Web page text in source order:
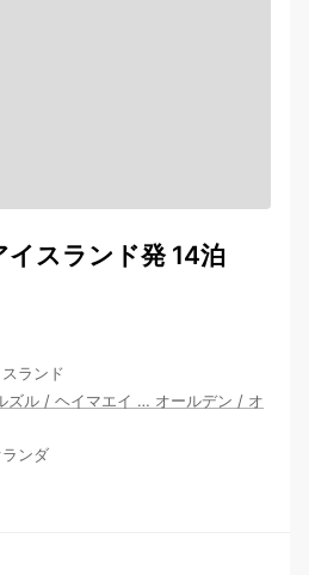
イスランド発 14泊
ランド
ズル / ヘイマエイ … オールデン / オ
ンダ